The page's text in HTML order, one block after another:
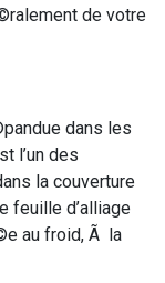
de votre
dans les
l’un des
la couverture
feuille d’alliage
au froid, Ã la